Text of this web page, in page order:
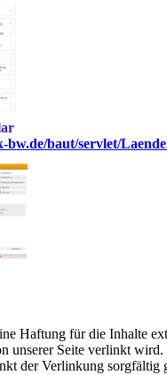
bw.de/baut/servlet/
Haftung für die Inhalte
unserer Seite verlinkt
der Verlinkung sorgfältig